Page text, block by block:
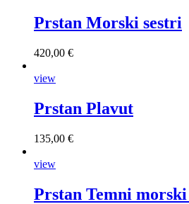
Prstan Morski sestri
420,00 €
view
Prstan Plavut
135,00 €
view
Prstan Temni